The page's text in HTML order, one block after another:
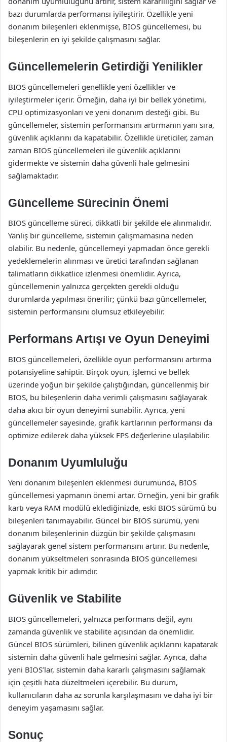
bazı durumlarda performansı iyileştirir. Özellikle yeni
donanım bileşenleri eklenmişse, BIOS güncellemesi, bu
bileşenlerin en iyi şekilde çalışmasını sağlar.
Güncellemelerin Getirdiği Yenilikler
BIOS güncellemeleri genellikle yeni özellikler ve
iyileştirmeler içerir. Örneğin, daha iyi bir bellek yönetimi,
CPU optimizasyonları ve yeni donanım desteği gibi. Bu
güncellemeler, sistemin performansını artırmanın yanı sıra,
güvenlik açıklarını da kapatabilir. Özellikle üreticiler, zaman
zaman BIOS güncellemeleri ile güvenlik açıklarını
gidermekte ve sistemin daha güvenli hale gelmesini
sağlamaktadır.
Güncelleme Sürecinin Önemi
BIOS güncelleme süreci, dikkatli bir şekilde ele alınmalıdır.
Yanlış bir güncelleme, sistemin çalışmamasına neden
olabilir. Bu nedenle, güncellemeyi yapmadan önce gerekli
yedeklemelerin alınması ve üretici tarafından sağlanan
talimatların dikkatlice izlenmesi önemlidir. Ayrıca,
güncellemenin yalnızca gerçekten gerekli olduğu
durumlarda yapılması önerilir; çünkü bazı güncellemeler,
sistemin performansını olumsuz etkileyebilir.
Performans Artışı ve Oyun Deneyimi
BIOS güncellemeleri, özellikle oyun performansını artırma
potansiyeline sahiptir. Birçok oyun, işlemci ve bellek
üzerinde yoğun bir şekilde çalıştığından, güncellenmiş bir
BIOS, bu bileşenlerin daha verimli çalışmasını sağlayarak
daha akıcı bir oyun deneyimi sunabilir. Ayrıca, yeni
güncellemeler sayesinde, grafik kartlarının performansı da
optimize edilerek daha yüksek FPS değerlerine ulaşılabilir.
Donanım Uyumluluğu
Yeni donanım bileşenleri eklenmesi durumunda, BIOS
güncellemesi yapmanın önemi artar. Örneğin, yeni bir grafik
kartı veya RAM modülü eklediğinizde, eski BIOS sürümü bu
bileşenleri tanımayabilir. Güncel bir BIOS sürümü, yeni
donanım bileşenlerinin düzgün bir şekilde çalışmasını
sağlayarak genel sistem performansını artırır. Bu nedenle,
donanım yükseltmeleri sonrasında BIOS güncellemesi
yapmak kritik bir adımdır.
Güvenlik ve Stabilite
BIOS güncellemeleri, yalnızca performans değil, aynı
zamanda güvenlik ve stabilite açısından da önemlidir.
Güncel BIOS sürümleri, bilinen güvenlik açıklarını kapatarak
sistemin daha güvenli hale gelmesini sağlar. Ayrıca, daha
yeni BIOS’lar, sistemin daha kararlı çalışmasını sağlamak
için çeşitli hata düzeltmeleri içerebilir. Bu durum,
kullanıcıların daha az sorunla karşılaşmasını ve daha iyi bir
deneyim yaşamasını sağlar.
Sonuç